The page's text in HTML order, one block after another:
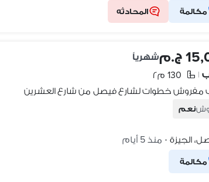
مكالمة المحادثه
ج.م
شهرياً
|
130 م٢
مفروش خطوات لشارع فيصل من شارع العشرين
نعم
الجيزة • منذ 5 أيام
مكالمة